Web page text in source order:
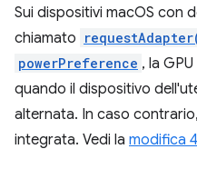
Sui dispositivi macOS con
chiamato
powerPreference , la
quando il dispositivo
alternata. In caso
integrata. Vedi la modifica